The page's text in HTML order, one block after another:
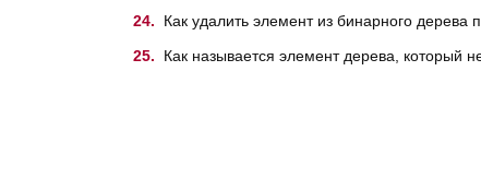
Как удалить элемент из бинарного дерева
Как называется элемент дерева, который